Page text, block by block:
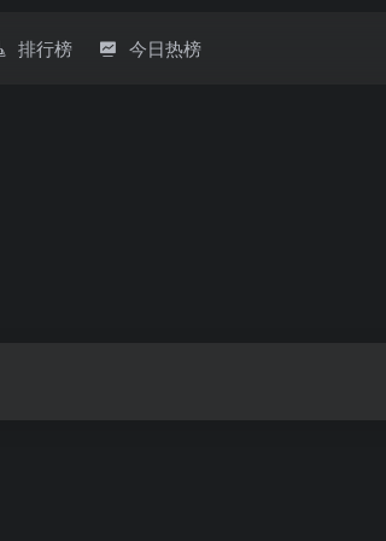
排行榜 今日热榜